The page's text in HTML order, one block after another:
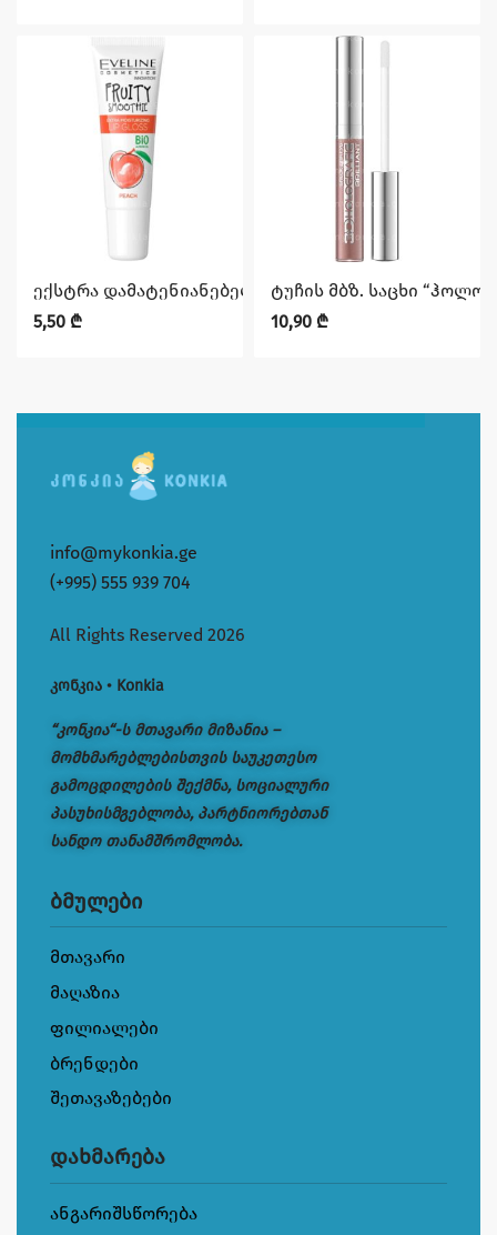
ექსტრა დამატენიანებელი ტუჩის საცხი – PEACH
5,50 ₾
ტუჩის მბზ. საცხი
10,90 ₾
info@mykonkia.ge
(+995) 555 939 704
All Rights Reserved 2026
კონკია • Konkia
“კონკია“-ს მთავარი მიზანია –
მომხმარებლებისთვის საუკეთესო
გამოცდილების შექმნა, სოციალური
პასუხისმგებლობა, პარტნიორებთან
სანდო თანამშრომლობა.
ბმულები
მთავარი
მაღაზია
ფილიალები
ბრენდები
შეთავაზებები
დახმარება
ანგარიშსწორება